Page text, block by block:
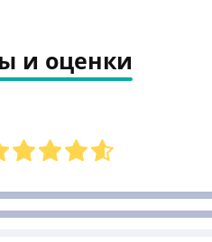
и оценки